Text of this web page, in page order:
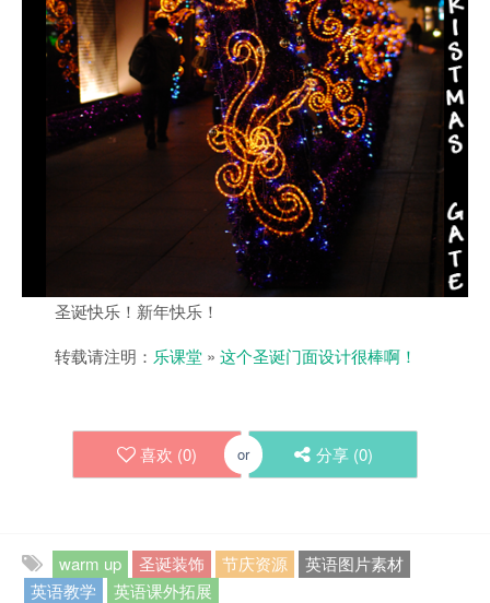
圣诞快乐！新年快乐！
转载请注明： 乐课堂 » 这个圣诞门面设计很棒啊！
喜欢 (0) or 分享 (0)
warm up 圣诞装饰 节庆资源
英语图片素材
英语教学
英语课外拓展